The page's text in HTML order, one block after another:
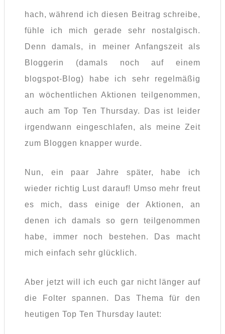
hach, während ich diesen Beitrag schreibe,
fühle ich mich gerade sehr nostalgisch.
Denn damals, in meiner Anfangszeit als
Bloggerin (damals noch auf einem
blogspot-Blog) habe ich sehr regelmäßig
an wöchentlichen Aktionen teilgenommen,
auch am Top Ten Thursday. Das ist leider
irgendwann eingeschlafen, als meine Zeit
zum Bloggen knapper wurde.
Nun, ein paar Jahre später, habe ich
wieder richtig Lust darauf! Umso mehr freut
es mich, dass einige der Aktionen, an
denen ich damals so gern teilgenommen
habe, immer noch bestehen. Das macht
mich einfach sehr glücklich.
Aber jetzt will ich euch gar nicht länger auf
die Folter spannen. Das Thema für den
heutigen Top Ten Thursday lautet: